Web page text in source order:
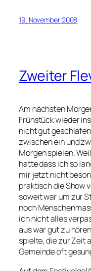
19. November 2008
Zweiter
Am nächsten
Frühstück wieder
nicht gut
zwischen ein und
Morgen spielen.
hatte dass ich so
mir jetzt nicht
praktisch die Show
soweit war um zur
noch
ich nicht alles
aus war gut zu
spielte, die zur Zeit
Gemeinde oft